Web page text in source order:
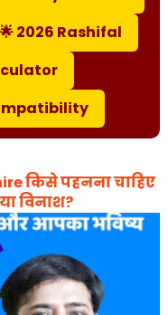
🌟 2026 Rashifal
किसे पहनना चाहिए
विनाश?